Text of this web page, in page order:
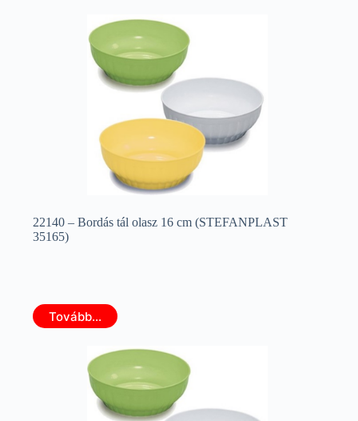
22140 – Bordás tál olasz 16 cm (STEFANPLAST
35165)
Tovább...